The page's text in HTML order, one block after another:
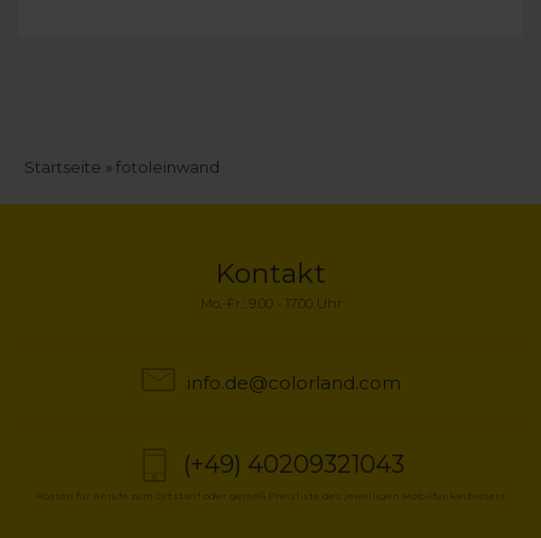
Pfadnavigation
Startseite fotoleinwand
Kontakt
Mo.-Fr.: 9.00 - 17.00 Uhr
info.de@colorland.com
(+49) 40209321043
Kosten für Anrufe zum Ortstarif oder gemäß Preisliste des jeweiligen Mobilfunkanbieters